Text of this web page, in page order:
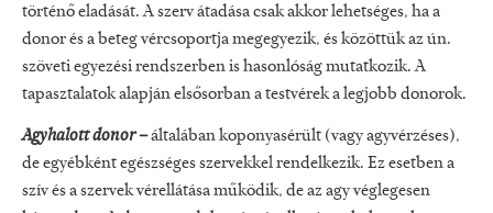
történő eladását. A szerv átadása csak akkor lehetséges, ha a
donor és a beteg vércsoportja megegyezik, és közöttük az ún.
szöveti egyezési rendszerben is hasonlóság mutatkozik. A
tapasztalatok alapján elsősorban a testvérek a legjobb donorok.
Agyhalott donor –általában koponyasérült (vagy agyvérzéses),
de egyébként egészséges szervekkel rendelkezik. Ez esetben a
szív és a szervek vérellátása működik, de az agy véglegesen